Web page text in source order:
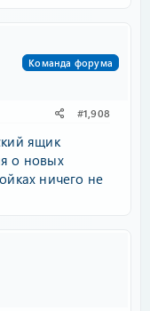
Команда форума
#1,908
ящик
о новых
ничего не